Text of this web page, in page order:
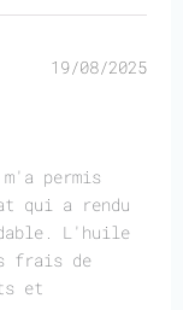
19/08/2025
permis
qui a rendu
L'huile
frais de
et